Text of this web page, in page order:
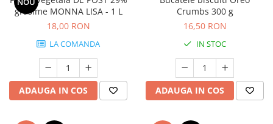
grasime MONNA LISA - 1 L
18,00 RON
LA COMANDA
ADAUGA IN COS
Crumbs 300 g
16,50 RON
IN STOC
ADAUGA IN COS